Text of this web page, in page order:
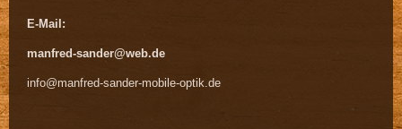
E-Mail:
manfred-sander@web.de
info@manfred-sander-mobile-optik.de